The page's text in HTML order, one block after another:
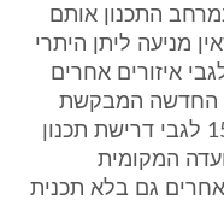
התכנון אותם
מניעה ליתן היתרי
איזורים אחרים
החדשה המבקשת
לבטל הוראה כללית בתכנית כ/150 לגבי דרישת תכנון
המקומית
גם בלא תכנית